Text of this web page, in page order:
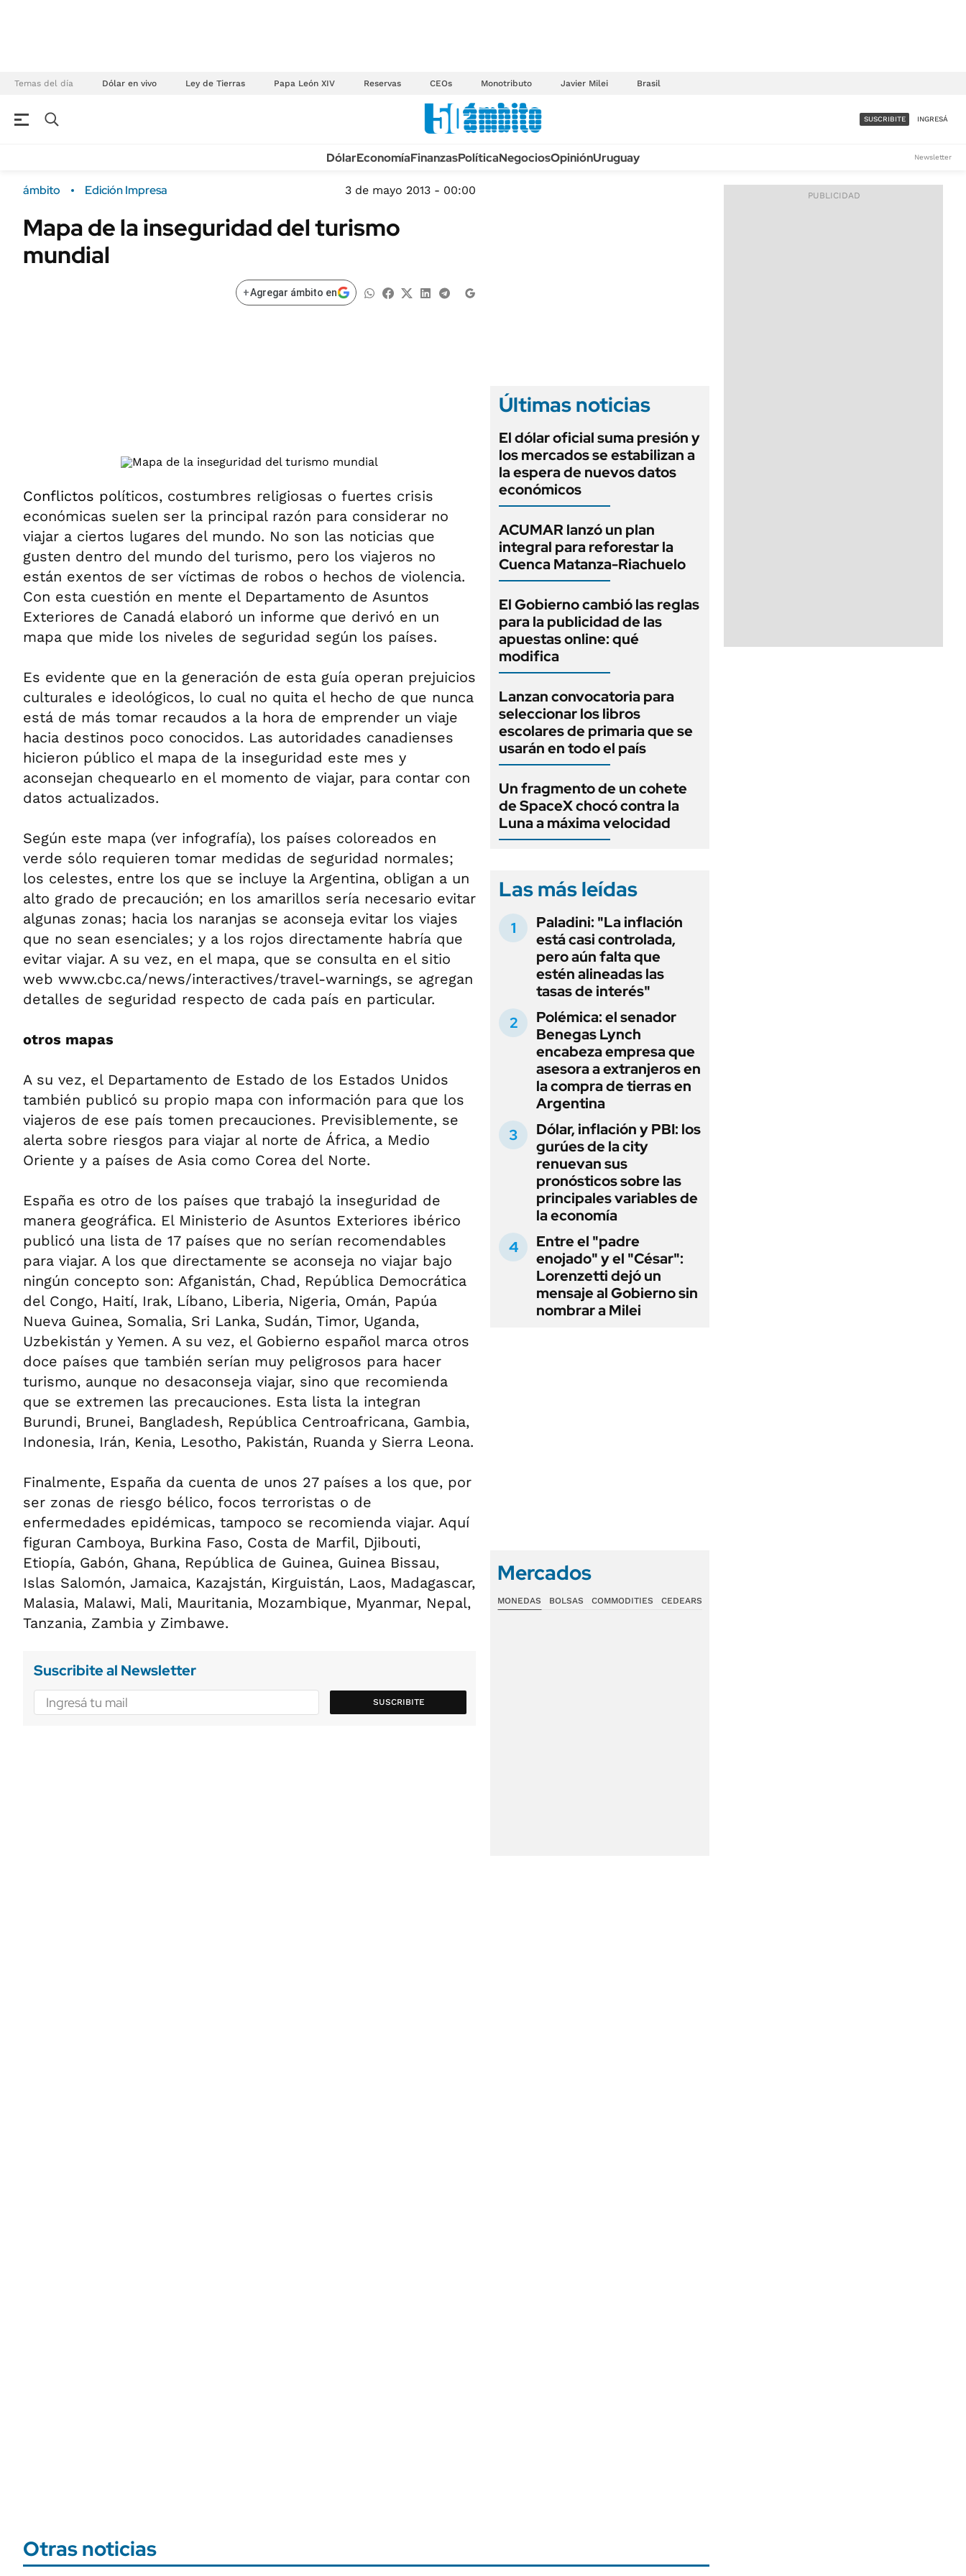
Temas del día Dólar en vivo Ley de Tierras Papa León XIV Reservas CEOs Monotributo Javier Milei Brasil
Campo
FINANZAS
Sustentabilidad
POLÍTICA
TECNOLOGÍA
MÉXICO
MUNDO
ACCESO FULL - $1.800/MES
SUSCRIBITE INGRESÁ
DólarEconomíaFinanzasPolíticaNegociosOpiniónUruguay Newsletter
ámbito Edición Impresa 3 de mayo 2013 - 00:00
Mapa de la inseguridad del turismo
mundial
+Agregar ámbito en
Conflictos políticos, costumbres religiosas o fuertes crisis
económicas suelen ser la principal razón para considerar no
viajar a ciertos lugares del mundo. No son las noticias que
gusten dentro del mundo del turismo, pero los viajeros no
están exentos de ser víctimas de robos o hechos de violencia.
Con esta cuestión en mente el Departamento de Asuntos
Exteriores de Canadá elaboró un informe que derivó en un
mapa que mide los niveles de seguridad según los países.
Es evidente que en la generación de esta guía operan prejuicios
culturales e ideológicos, lo cual no quita el hecho de que nunca
está de más tomar recaudos a la hora de emprender un viaje
hacia destinos poco conocidos. Las autoridades canadienses
hicieron público el mapa de la inseguridad este mes y
aconsejan chequearlo en el momento de viajar, para contar con
datos actualizados.
Según este mapa (ver infografía), los países coloreados en
verde sólo requieren tomar medidas de seguridad normales;
los celestes, entre los que se incluye la Argentina, obligan a un
alto grado de precaución; en los amarillos sería necesario evitar
algunas zonas; hacia los naranjas se aconseja evitar los viajes
que no sean esenciales; y a los rojos directamente habría que
evitar viajar. A su vez, en el mapa, que se consulta en el sitio
web www.cbc.ca/news/interactives/travel-warnings, se agregan
detalles de seguridad respecto de cada país en particular.
otros mapas
A su vez, el Departamento de Estado de los Estados Unidos
también publicó su propio mapa con información para que los
viajeros de ese país tomen precauciones. Previsiblemente, se
alerta sobre riesgos para viajar al norte de África, a Medio
Oriente y a países de Asia como Corea del Norte.
España es otro de los países que trabajó la inseguridad de
manera geográfica. El Ministerio de Asuntos Exteriores ibérico
publicó una lista de 17 países que no serían recomendables
para viajar. A los que directamente se aconseja no viajar bajo
ningún concepto son: Afganistán, Chad, República Democrática
del Congo, Haití, Irak, Líbano, Liberia, Nigeria, Omán, Papúa
Nueva Guinea, Somalia, Sri Lanka, Sudán, Timor, Uganda,
Uzbekistán y Yemen. A su vez, el Gobierno español marca otros
doce países que también serían muy peligrosos para hacer
turismo, aunque no desaconseja viajar, sino que recomienda
que se extremen las precauciones. Esta lista la integran
Burundi, Brunei, Bangladesh, República Centroafricana, Gambia,
Indonesia, Irán, Kenia, Lesotho, Pakistán, Ruanda y Sierra Leona.
Finalmente, España da cuenta de unos 27 países a los que, por
ser zonas de riesgo bélico, focos terroristas o de
enfermedades epidémicas, tampoco se recomienda viajar. Aquí
figuran Camboya, Burkina Faso, Costa de Marfil, Djibouti,
Etiopía, Gabón, Ghana, República de Guinea, Guinea Bissau,
Islas Salomón, Jamaica, Kazajstán, Kirguistán, Laos, Madagascar,
Malasia, Malawi, Mali, Mauritania, Mozambique, Myanmar, Nepal,
Tanzania, Zambia y Zimbawe.
Suscribite al Newsletter
SUSCRIBITE
Últimas noticias
El dólar oficial suma presión y
los mercados se estabilizan a
la espera de nuevos datos
económicos
ACUMAR lanzó un plan
integral para reforestar la
Cuenca Matanza-Riachuelo
El Gobierno cambió las reglas
para la publicidad de las
apuestas online: qué
modifica
Lanzan convocatoria para
seleccionar los libros
escolares de primaria que se
usarán en todo el país
Un fragmento de un cohete
de SpaceX chocó contra la
Luna a máxima velocidad
Las más leídas
Paladini: "La inflación
está casi controlada,
pero aún falta que
estén alineadas las
tasas de interés"
Polémica: el senador
Benegas Lynch
encabeza empresa que
asesora a extranjeros en
la compra de tierras en
Argentina
Dólar, inflación y PBI: los
gurúes de la city
renuevan sus
pronósticos sobre las
principales variables de
la economía
Entre el "padre
enojado" y el "César":
Lorenzetti dejó un
mensaje al Gobierno sin
nombrar a Milei
Mercados
MONEDAS BOLSAS COMMODITIES CEDEARS
Otras noticias